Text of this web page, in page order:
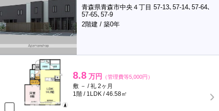
青森県青森市中央４丁目 57-13､57-14､57-64､
57-65､57-9
2階建 / 築0年
8.8 万円 （管理費等5,000円）
敷 － / 礼 2ヶ月
1階 / 1LDK / 46.58㎡